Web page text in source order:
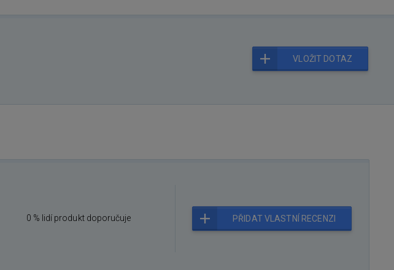
VLOŽIT DOTAZ
0 % lidí produkt doporučuje PŘIDAT VLASTNÍ RECENZI